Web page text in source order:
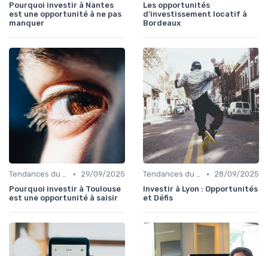
Pourquoi investir à Nantes
est une opportunité à ne pas
manquer
Les opportunités
d'investissement locatif à
Bordeaux
Tendances du Marché Immobilier •
29/09/2025
Pourquoi investir à Toulouse
est une opportunité à saisir
Tendances du Marché Immobilier •
28/09/2025
Investir à Lyon : Opportunités
et Défis